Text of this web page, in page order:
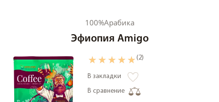
100%Арабика
Эфиопия Amigo
(2)
В закладки
В сравнение